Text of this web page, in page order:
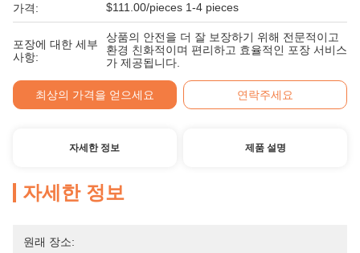
가격: $111.00/pieces 1-4 pieces
포장에 대한 세부
사항:
상품의 안전을 더 잘 보장하기 위해 전문적이고
환경 친화적이며 편리하고 효율적인 포장 서비스
가 제공됩니다.
최상의 가격을 얻으세요 연락주세요
자세한 정보 제품 설명
자세한 정보
원래 장소: